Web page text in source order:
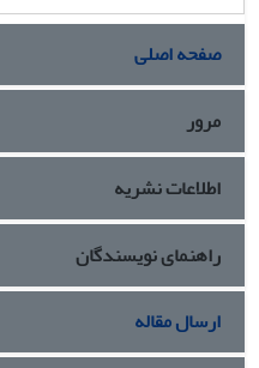
صفحه اصلی
مرور
اطلاعات نشریه
راهنمای نویسندگان
ارسال مقاله